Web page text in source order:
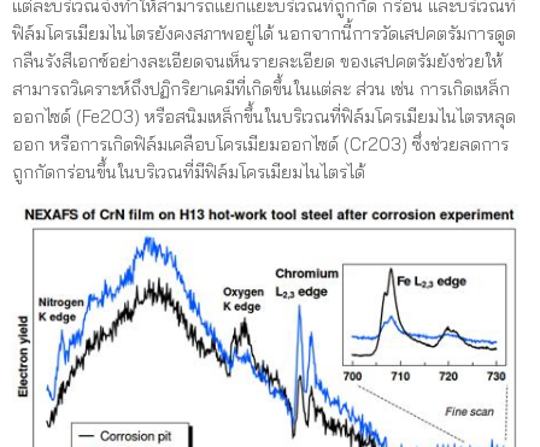
แต่ละบริเวณจึงทำให้สามารถแยกแยะบริเวณที่ถูกกัด กร่อน และบริเวณที่
ฟิล์มโครเมียมไนไตรยังคงสภาพอยู่ได้ นอกจากนี้การวัดเสปคตรัมการดูด
กลืนรังสีเอกซ์อย่างละเอียดจนเห็นรายละเอียด ของเสปคตรัมยังช่วยให้
สามารถวิเคราะห์ถึงปฏิกริยาเคมีที่เกิดขึ้นในแต่ละ ส่วน เช่น การเกิดเหล็ก
ออกไซด์ (Fe2O3) หรือสนิมเหล็กขึ้นในบริเวณที่ฟิล์มโครเมียมไนไตรหลุด
ออก หรือการเกิดฟิล์มเคลือบโครเมียมออกไซด์ (Cr2O3) ซึ่งช่วยลดการ
ถูกกัดกร่อนขึ้นในบริเวณที่มีฟิล์มโครเมียมไนไตรได้